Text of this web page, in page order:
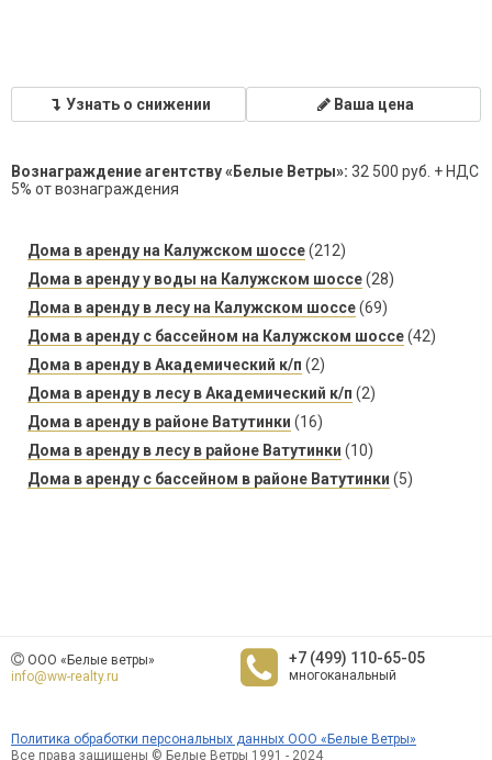
Узнать о снижении Ваша цена
Вознаграждение агентству «Белые Ветры»: 32 500 руб. + НДС
5% от вознаграждения
Дома в аренду на Калужском шоссе(212)
Дома в аренду у воды на Калужском шоссе(28)
Дома в аренду в лесу на Калужском шоссе(69)
Дома в аренду с бассейном на Калужском шоссе(42)
Дома в аренду в Академический к/п (2)
Дома в аренду в лесу в Академический к/п (2)
Дома в аренду в районе Ватутинки (16)
Дома в аренду в лесу в районе Ватутинки (10)
Дома в аренду с бассейном в районе Ватутинки (5)
ООО «Белые ветры»
info@ww-realty.ru
+7 (499) 110-65-05
многоканальный
Политика обработки персональных данных ООО «Белые Ветры»
Все права защищены © Белые Ветры 1991 - 2024